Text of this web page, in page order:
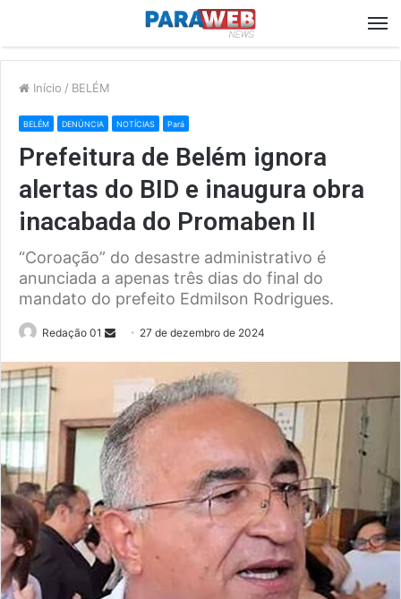
Início / BELÉM
BELÉM DENÚNCIA NOTÍCIAS Pará
Prefeitura de Belém ignora
alertas do BID e inaugura obra
inacabada do Promaben II
“Coroação” do desastre administrativo é
anunciada a apenas três dias do final do
mandato do prefeito Edmilson Rodrigues.
Redação 01
Send 27 de dezembro de 2024